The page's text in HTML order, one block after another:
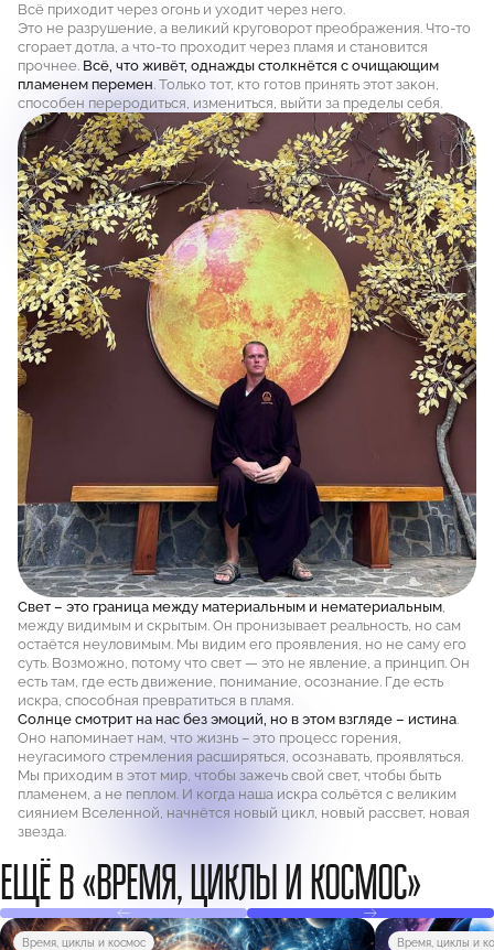
Всё приходит через огонь и уходит через него.
Это не разрушение, а великий круговорот преображения. Что-то
сгорает дотла, а что-то проходит через пламя и становится
прочнее. Всё, что живёт, однажды столкнётся с очищающим
пламенем перемен. Только тот, кто готов принять этот закон,
способен переродиться, измениться, выйти за пределы себя.
Свет – это граница между материальным и нематериальным
между видимым и скрытым. Он пронизывает реальность, но сам
остаётся неуловимым. Мы видим его проявления, но не саму его
суть. Возможно, потому что свет — это не явление, а принцип. Он
есть там, где есть движение, понимание, осознание. Где есть
искра, способная превратиться в пламя.
Солнце смотрит на нас без эмоций, но в этом взгляде – истина.
Оно напоминает нам, что жизнь – это процесс горения,
неугасимого стремления расширяться, осознавать, проявляться.
Мы приходим в этот мир, чтобы зажечь свой свет, чтобы быть
пламенем, а не пеплом. И когда наша искра сольётся с великим
сиянием Вселенной, начнётся новый цикл, новый рассвет, новая
звезда.
ЕЩЁ В «ВРЕМЯ, ЦИКЛЫ И КОСМОС»
Время, циклы и космос Время, циклы и